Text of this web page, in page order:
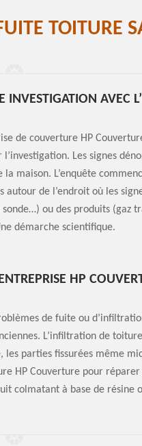
TOITURE
AVEC
de couverture HP
Les signes
maison. L’enquête
de l’endroit où les
ou des produits (gaz
démarche scientifique.
HP
de fuite ou
L’infiltration de
parties fissurées même
HP Couverture pour
colmatant à base de résine